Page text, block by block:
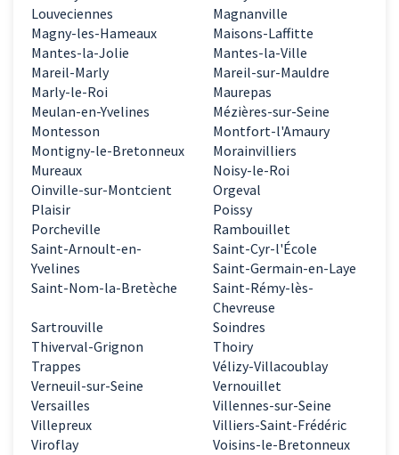
Louveciennes
Magnanville
Magny-les-Hameaux
Maisons-Laffitte
Mantes-la-Jolie
Mantes-la-Ville
Mareil-Marly
Mareil-sur-Mauldre
Marly-le-Roi
Maurepas
Meulan-en-Yvelines
Mézières-sur-Seine
Montesson
Montfort-l'Amaury
Montigny-le-Bretonneux
Morainvilliers
Mureaux
Noisy-le-Roi
Oinville-sur-Montcient
Orgeval
Plaisir
Poissy
Porcheville
Rambouillet
Saint-Arnoult-en-
Yvelines
Saint-Cyr-l'École
Saint-Germain-en-Laye
Saint-Nom-la-Bretèche
Saint-Rémy-lès-
Chevreuse
Sartrouville
Soindres
Thiverval-Grignon
Thoiry
Trappes
Vélizy-Villacoublay
Verneuil-sur-Seine
Vernouillet
Versailles
Villennes-sur-Seine
Villepreux
Villiers-Saint-Frédéric
Viroflay
Voisins-le-Bretonneux